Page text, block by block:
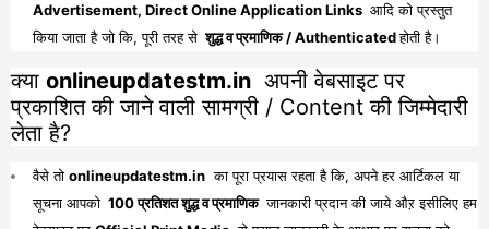
Advertisement, Direct Online Application Links आदि को प्रस्तुत
किया जाता है जो कि, पूरी तरह से शुद्ध व प्रमाणिक / Authenticatedहोती है।
क्या onlineupdatestm.in अपनी वेबसाइट पर
प्रकाशित की जाने वाली सामग्री / Content की जिम्मेदारी
लेता है?
वैसे तो onlineupdatestm.in का पूरा प्रयास रहता है कि, अपने हर आर्टिकल या
सूचना आपको 100 प्रतिशत शुद्ध व प्रमाणिक जानकारी प्रदान की जाये औऱ इसीलिए हम